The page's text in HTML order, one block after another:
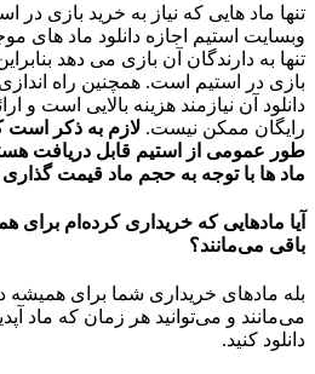
تنها ماد هایی که نیاز به خرید بازی در
وبسایت استیم اجازه دانلود ماد های
تنها به دارندگان آن بازی می دهد
بازی در استیم است. همچنین راه
دانلود آن نیازمند هزینه بالایی است و
رایگان ممکن نیست. لازم به ذکر است
طور عمومی از استیم قابل دریافت
ماد ها با توجه به حجم ماد قیمت
آیا مادهایی که خریداری کرده‌ام
باقی می‌مانند؟
بله مادهای خریداری شما برای
می‌مانند و می‌توانید هر زمان که ماد
دانلود کنید.